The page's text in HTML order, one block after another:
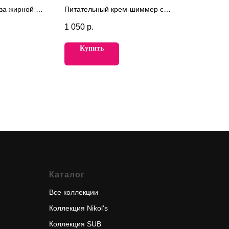
жирной и
Питательный крем-шиммер с
эффектом сияющей кожи.
1 050 р.
Купить
Каталог
Все коллекции
Коллекция Nikol's
Коллекция SUB